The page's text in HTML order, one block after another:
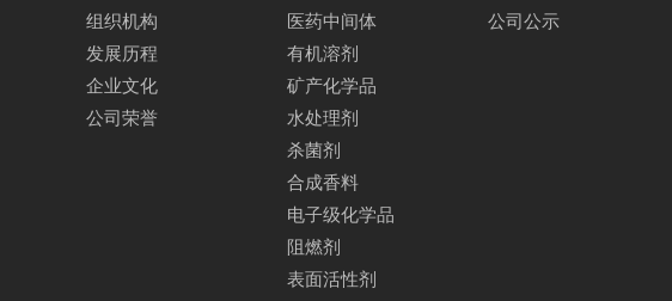
组织机构
发展历程
企业文化
公司荣誉
医药中间体
有机溶剂
矿产化学品
水处理剂
杀菌剂
合成香料
电子级化学品
阻燃剂
表面活性剂
公司公示